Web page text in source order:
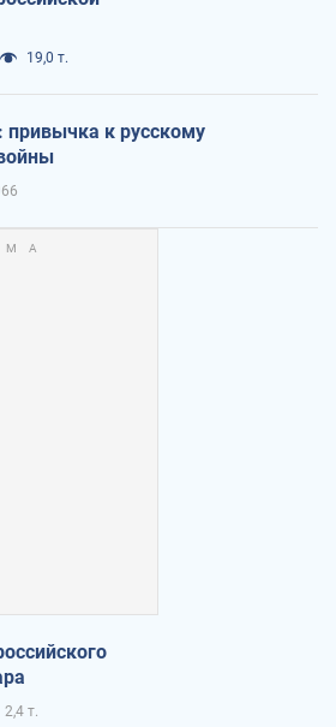
19,0 т.
привычка к русскому
2,4 т.